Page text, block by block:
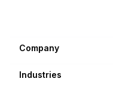
Company
Industries